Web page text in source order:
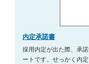
内定承諾書
採用内定が出た際、承
ートです。せっかく内